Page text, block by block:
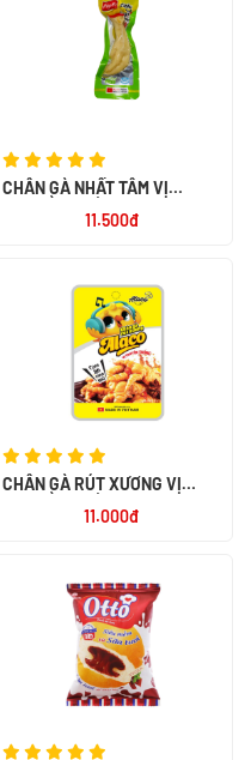
CHÂN GÀ NHẤT TÂM VỊ
11.500đ
CHÂN GÀ RÚT XƯƠNG VỊ
11.000đ